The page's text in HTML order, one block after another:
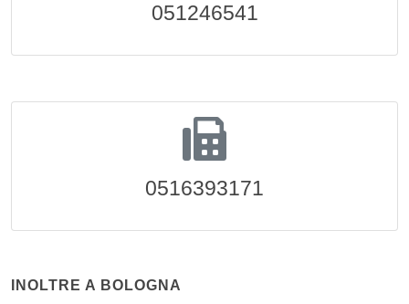
051246541
0516393171
INOLTRE A BOLOGNA